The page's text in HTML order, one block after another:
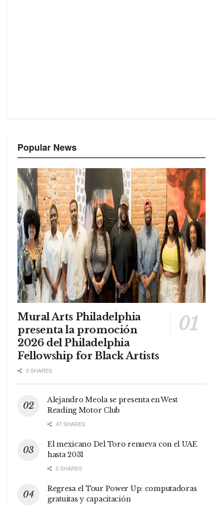
Popular News
Mural Arts Philadelphia
presenta la promoción
2026 del Philadelphia
Fellowship for Black Artists
0 SHARES
Alejandro Meola se presenta en West
Reading Motor Club
47 SHARES
El mexicano Del Toro renueva con el UAE
hasta 2031
0 SHARES
Regresa el Tour Power Up: computadoras
gratuitas y capacitación